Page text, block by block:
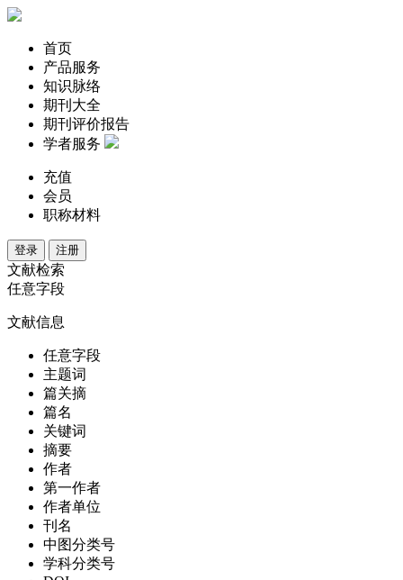
首页
产品服务
知识脉络
期刊大全
期刊评价报告
学者服务
充值
会员
职称材料
登录 注册
文献检索
任意字段
文献信息
任意字段
主题词
篇关摘
篇名
关键词
摘要
作者
第一作者
作者单位
刊名
中图分类号
学科分类号